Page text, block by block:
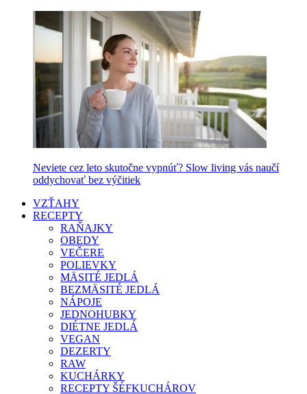
Neviete cez leto skutočne vypnúť? Slow living vás naučí
oddychovať bez výčitiek
VZŤAHY
RECEPTY
RAŇAJKY
OBEDY
VEČERE
POLIEVKY
MÄSITÉ JEDLÁ
BEZMÄSITÉ JEDLÁ
NÁPOJE
JEDNOHUBKY
DIÉTNE JEDLÁ
VEGAN
DEZERTY
RAW
KUCHÁRKY
RECEPTY ŠÉFKUCHÁROV